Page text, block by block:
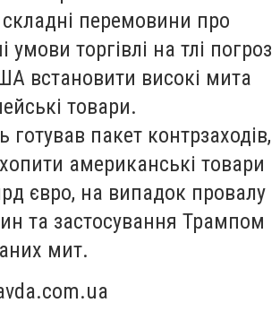
перемовини про
умови торгівлі на тлі погроз
встановити високі мита
товари.
готував пакет контрзаходів,
американські товари
євро, на випадок провалу
та застосування Трампом
мит.